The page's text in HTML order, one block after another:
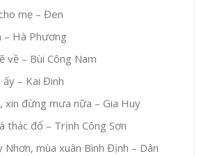
mẹ – Đen
– Hà Phương
về – Bùi Công Nam
ấy – Kai Đinh
xin đừng mưa nữa – Gia Huy
thác đổ – Trịnh Công Sơn
Nhơn, mùa xuân Bình Định – Dân